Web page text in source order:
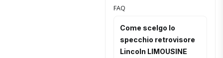
FAQ
Come scelgo lo
specchio retrovisore
Lincoln LIMOUSINE